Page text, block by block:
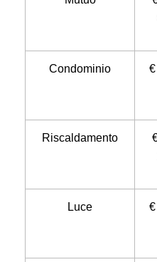
Condominio
Riscaldamento
Luce